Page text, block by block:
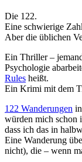
Die 122.
Eine schwierige
Aber die üblichen
Ein Thriller –
Psychologie
Rules heißt.
Ein Krimi mit dem
122 Wanderungen
würden mich schon
dass ich das in
Eine Wanderung
nicht), die – wenn